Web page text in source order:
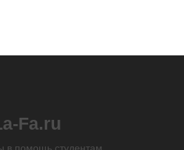
Fa.ru